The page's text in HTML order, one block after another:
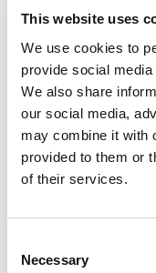
This website uses
We use cookies to
provide social
We also share
our social media,
may combine it with
provided to them or
of their services.
Selection
Necessary
La collezione completa
della porta Moon, del